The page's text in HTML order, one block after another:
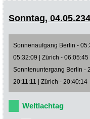
Sonntag,
Sonnenaufgang Berlin -
05:32:09 | Zürich - 06:05:45
Sonntenuntergang Berlin -
20:11:11 | Zürich - 20:40:14
Weltlachtag